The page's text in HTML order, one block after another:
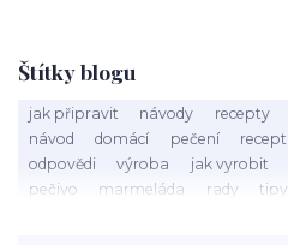
Štítky blogu
jak připravit návody recepty
návod
domácí pečení recept
odpovědi
výroba jak vyrobit
pečivo
marmeláda rady tipy